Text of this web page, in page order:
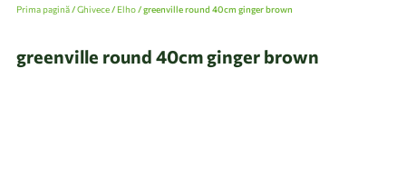
Prima pagină/Ghivece/ Elho/ greenville round 40cm ginger brown
greenville round 40cm ginger brown